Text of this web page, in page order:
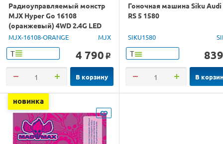
Радиоуправляемый монстр
MJX Hyper Go 16108
(оранжевый) 4WD 2.4G LED
1/16 RTR
MJX-16108-ORANGE MJX
Т 4 790 o
В корзину
Гоночная машина Siku Audi
RS 5 1580
SIKU1580
Т 839
В
новинка